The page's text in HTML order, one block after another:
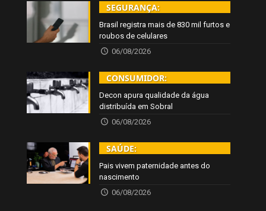
SEGURANÇA:
Brasil registra mais de 830 mil furtos e
roubos de celulares
06/08/2026
CONSUMIDOR:
Decon apura qualidade da água
distribuída em Sobral
06/08/2026
SAÚDE:
Pais vivem paternidade antes do
nascimento
06/08/2026